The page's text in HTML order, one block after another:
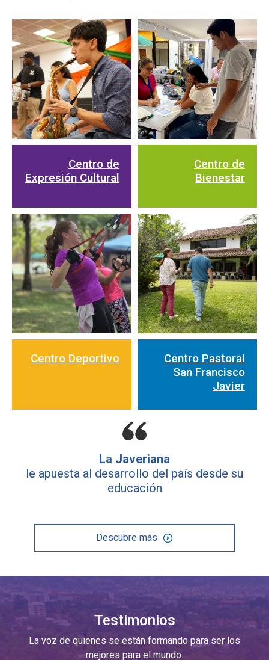
Centro de
Expresión Cultural
Centro de
Bienestar
Centro Deportivo
Centro Pastoral
San Francisco
Javier
La Javeriana
le apuesta al desarrollo del país desde su
educación
Descubre más
Testimonios
La voz de quienes se están formando para ser los
mejores para el mundo.